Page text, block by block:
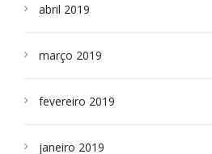
abril 2019
março 2019
fevereiro 2019
janeiro 2019